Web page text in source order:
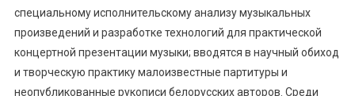
специальному исполнительскому анализу музыкальных
произведений и разработке технологий для практической
концертной презентации музыки; вводятся в научный обиход
и творческую практику малоизвестные партитуры и
неопубликованные рукописи белорусских авторов. Среди